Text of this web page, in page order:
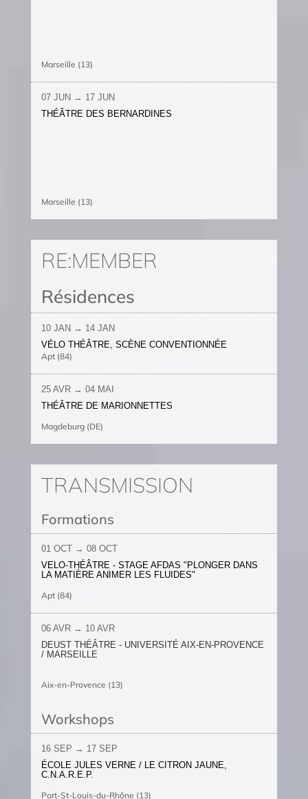
Marseille (13)
07 JUN → 17 JUN
THÉÂTRE DES BERNARDINES
Marseille (13)
RE:MEMBER
Résidences
10 JAN → 14 JAN
VÉLO THÉÂTRE, SCÈNE CONVENTIONNÉE
Apt (84)
25 AVR → 04 MAI
THÉÂTRE DE MARIONNETTES
Magdeburg (DE)
TRANSMISSION
Formations
01 OCT→ 08 OCT
VELO-THÉÂTRE - STAGE AFDAS "PLONGER DANS
LA MATIÈRE ANIMER LES FLUIDES"
Apt (84)
06 AVR→ 10 AVR
DEUST THÉÂTRE - UNIVERSITÉ AIX-EN-PROVENCE
/ MARSEILLE
Aix-en-Provence (13)
Workshops
16 SEP → 17 SEP
ÉCOLE JULES VERNE / LE CITRON JAUNE,
C.N.A.R.E.P.
Port-St-Louis-du-Rhône (13)